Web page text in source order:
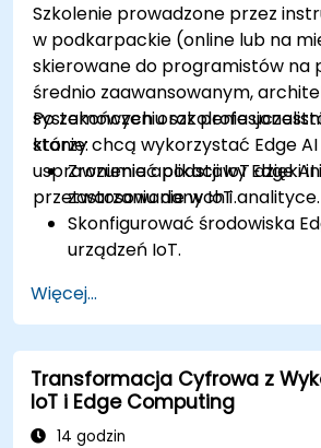
Szkolenie prowadzone przez
w podkarpackie (online lub na
skierowane do programistów na
średnio zaawansowanym,
systemowych oraz
którzy chcą wykorzystać Edge
usprawnienia aplikacji IoT dzięki
przetwarzaniu danych i analityce.
Po zakończeniu szkolenia
stanie:
Zrozumieć podstawy Edge AI
zastosowanie w IoT.
Skonfigurować środowiska
urządzeń IoT.
urządzeniach brzegowych dla
Wdrożyć przetwarzanie
podejmowanie decyzji w
w systemach IoT.
Zintegrować Edge AI z
platformami IoT.
Więcej...
Transformacja Cyfrowa z
IoT i Edge Computing
14 godzin